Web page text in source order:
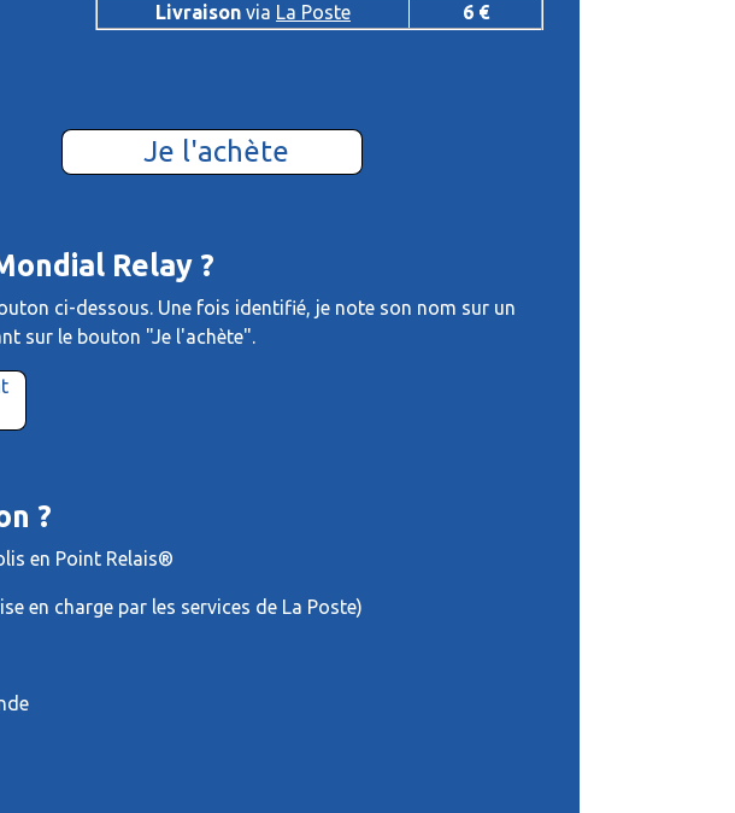
Livraison via La Poste 6 €
Je l'achète
Relay ?
ci-dessous. Une fois identifié, je note son nom sur un
sur le bouton "Je l'achète".
?
en Point Relais®
en charge par les services de La Poste)